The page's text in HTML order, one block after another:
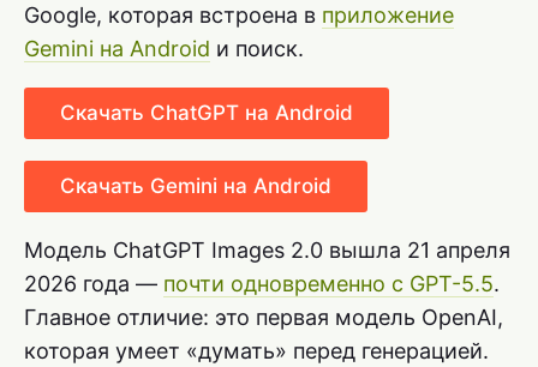
Google, которая встроена в приложение
Gemini на Android и поиск.
Скачать ChatGPT на Android
Скачать Gemini на Android
Модель ChatGPT Images 2.0 вышла 21 апреля
2026 года — почти одновременно с GPT-5.5.
Главное отличие: это первая модель OpenAI,
которая умеет «думать» перед генерацией.